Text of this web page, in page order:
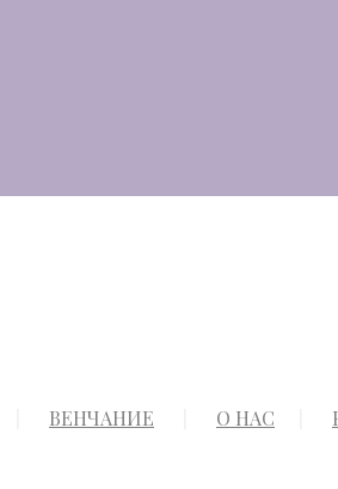
ВЕНЧАНИЕ О НАС